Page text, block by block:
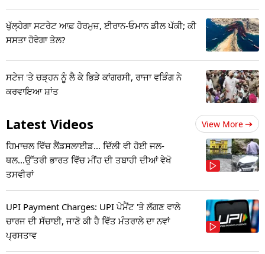
ਖੁੱਲ੍ਹੇਗਾ ਸਟਰੇਟ ਆਫ਼ ਹੋਰਮੁਜ਼, ਈਰਾਨ-ਓਮਾਨ ਡੀਲ ਪੱਕੀ; ਕੀ
ਸਸਤਾ ਹੋਵੇਗਾ ਤੇਲ?
ਸਟੇਜ 'ਤੇ ਚੜ੍ਹਨ ਨੂੰ ਲੈ ਕੇ ਭਿੜੇ ਕਾਂਗਰਸੀ, ਰਾਜਾ ਵੜਿੰਗ ਨੇ
ਕਰਵਾਇਆ ਸ਼ਾਂਤ
Latest Videos View More
ਹਿਮਾਚਲ ਵਿੱਚ ਲੈਂਡਸਲਾਈਡ... ਦਿੱਲੀ ਵੀ ਹੋਈ ਜਲ-
ਥਲ...ਉੱਤਰੀ ਭਾਰਤ ਵਿੱਚ ਮੀਂਹ ਦੀ ਤਬਾਹੀ ਦੀਆਂ ਵੇਖੋ
ਤਸਵੀਰਾਂ
UPI Payment Charges: UPI ਪੇਮੈਂਟ 'ਤੇ ਲੱਗਣ ਵਾਲੇ
ਚਾਰਜ ਦੀ ਸੱਚਾਈ, ਜਾਣੋ ਕੀ ਹੈ ਵਿੱਤ ਮੰਤਰਾਲੇ ਦਾ ਨਵਾਂ
ਪ੍ਰਸਤਾਵ